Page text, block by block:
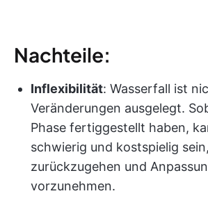
Nachteile:
Inflexibilität: Wasserfall ist
Veränderungen ausgelegt.
Phase fertiggestellt haben,
schwierig und kostspielig sein,
zurückzugehen und
vorzunehmen.